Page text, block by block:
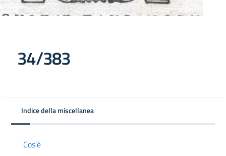
34/383
Indice della miscellanea
Cos'è